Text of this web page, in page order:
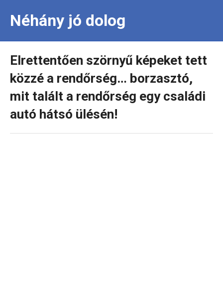
Néhány jó dolog
Elrettentően szörnyű képeket tett
közzé a rendőrség… borzasztó,
mit talált a rendőrség egy családi
autó hátsó ülésén!